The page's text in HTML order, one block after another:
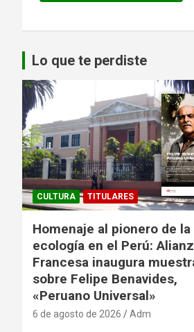
Lo que te perdiste
CULTURA TITULARES
Homenaje al pionero de la
ecología en el Perú:
Francesa inaugura
sobre Felipe Benavides,
«Peruano Universal»
6 de agosto de 2026 Adm